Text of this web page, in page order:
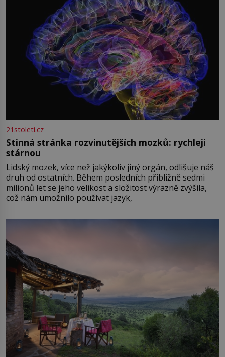
21stoleti.cz
Stinná stránka rozvinutějších mozků: rychleji
stárnou
Lidský mozek, více než jakýkoliv jiný orgán, odlišuje náš
druh od ostatních. Během posledních přibližně sedmi
milionů let se jeho velikost a složitost výrazně zvýšila,
což nám umožnilo používat jazyk,